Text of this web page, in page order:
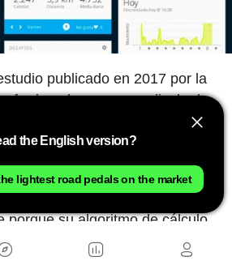
publicado en 2017 por la
en la que se analizaba la
precisión del cálculo realizado.
lasaplicaciones de registro
porque su algoritmo de cálculo
más parámetros además
del ciclistas como el
the English version?
lightest road pedals on the market